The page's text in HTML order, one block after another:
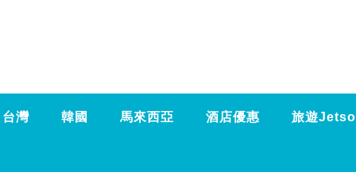
台灣 韓國 馬來西亞 酒店優惠 旅遊Jetso